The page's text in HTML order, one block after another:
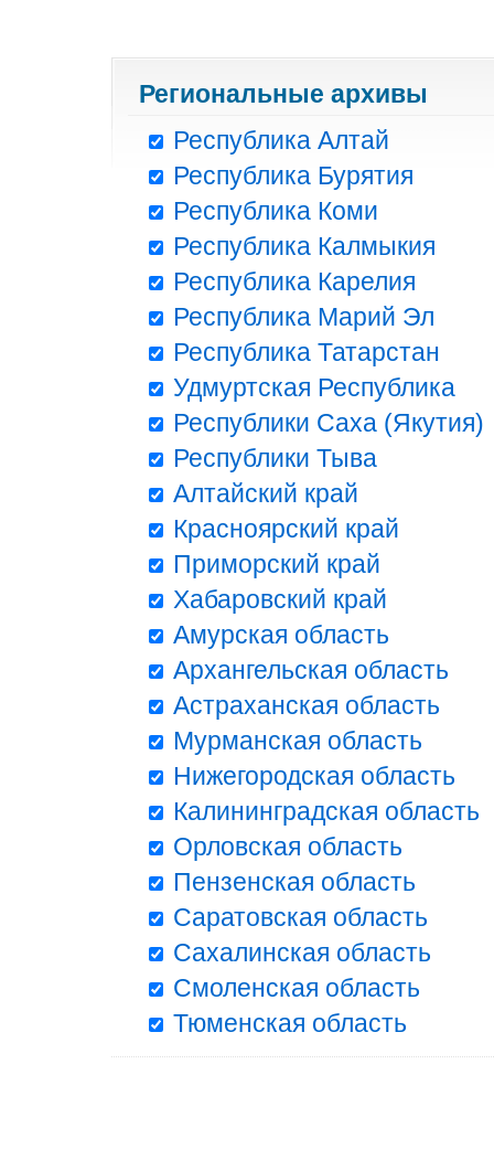
Региональные архивы
Республика Алтай
Республика Бурятия
Республика Коми
Республика Калмыкия
Республика Карелия
Республика Марий Эл
Республика Татарстан
Удмуртская Республика
Республики Саха (Якутия)
Республики Тыва
Алтайский край
Красноярский край
Приморский край
Хабаровский край
Амурская область
Архангельская область
Астраханская область
Мурманская область
Нижегородская область
Калининградская область
Орловская область
Пензенская область
Саратовская область
Сахалинская область
Смоленская область
Тюменская область